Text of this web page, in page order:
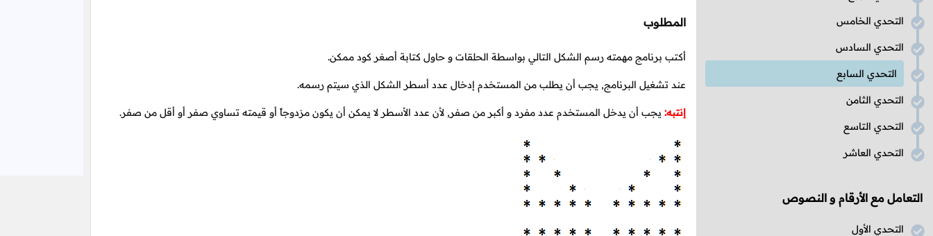
التحدي الخامس
التحدي السادس
التحدي السابع
التحدي الثامن
التحدي التاسع
التحدي العاشر
التعامل مع الأرقام و النصوص
التحدي الأول
المطلوب
أكتب برنامج مهمته رسم الشكل التالي بواسطة الحلقات و حاول كتابة أصغر كود ممكن.
عند تشغيل البرنامج, يجب أن يطلب من المستخدم إدخال عدد أسطر الشكل الذي سيتم رسمه.
إنتبه: يجب أن يدخل المستخدم عدد مفرد و أكبر من صفر, لأن عدد الأسطر لا يمكن أن يكون مزدوجاً أو قيمته تساوي صفر أو أقل من صفر.